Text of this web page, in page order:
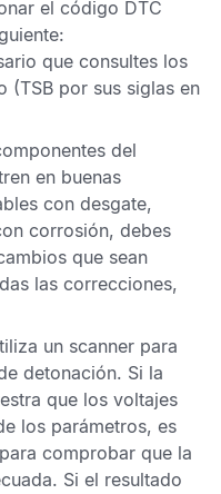
el código DTC
que consultes los
(TSB por sus siglas en
del
en buenas
con desgate,
corrosión, debes
que sean
las correcciones,
un scanner para
detonación. Si la
que los voltajes
los parámetros, es
para comprobar que la
Si el resultado